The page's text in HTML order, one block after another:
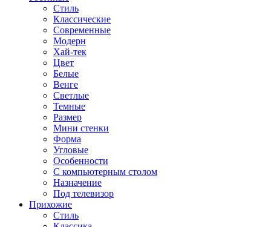
Стиль
Классические
Современные
Модерн
Хай-тек
Цвет
Белые
Венге
Светлые
Темные
Размер
Мини стенки
Форма
Угловые
Особенности
С компьютерным столом
Назначение
Под телевизор
Прихожие
Стиль